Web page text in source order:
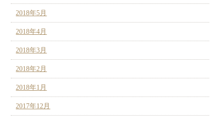
2018年5月
2018年4月
2018年3月
2018年2月
2018年1月
2017年12月